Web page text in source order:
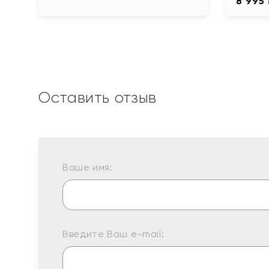
Оставить отзыв
Ваше имя:
Введите Ваш e-mail: